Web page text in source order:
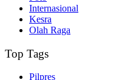
Internasional
Kesra
Olah Raga
Top Tags
Pilpres